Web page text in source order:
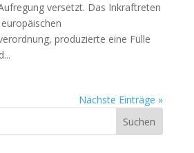
versetzt. Das Inkraftreten
produzierte eine Fülle
Nächste Einträge »